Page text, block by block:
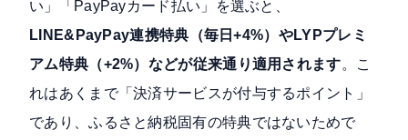
い」「PayPayカード払い」を選ぶと、
LINE&PayPay連携特典（毎日+4%）やLYPプレミ
アム特典（+2%）などが従来通り適用されます。こ
れはあくまで「決済サービスが付与するポイント」
であり、ふるさと納税固有の特典ではないためで